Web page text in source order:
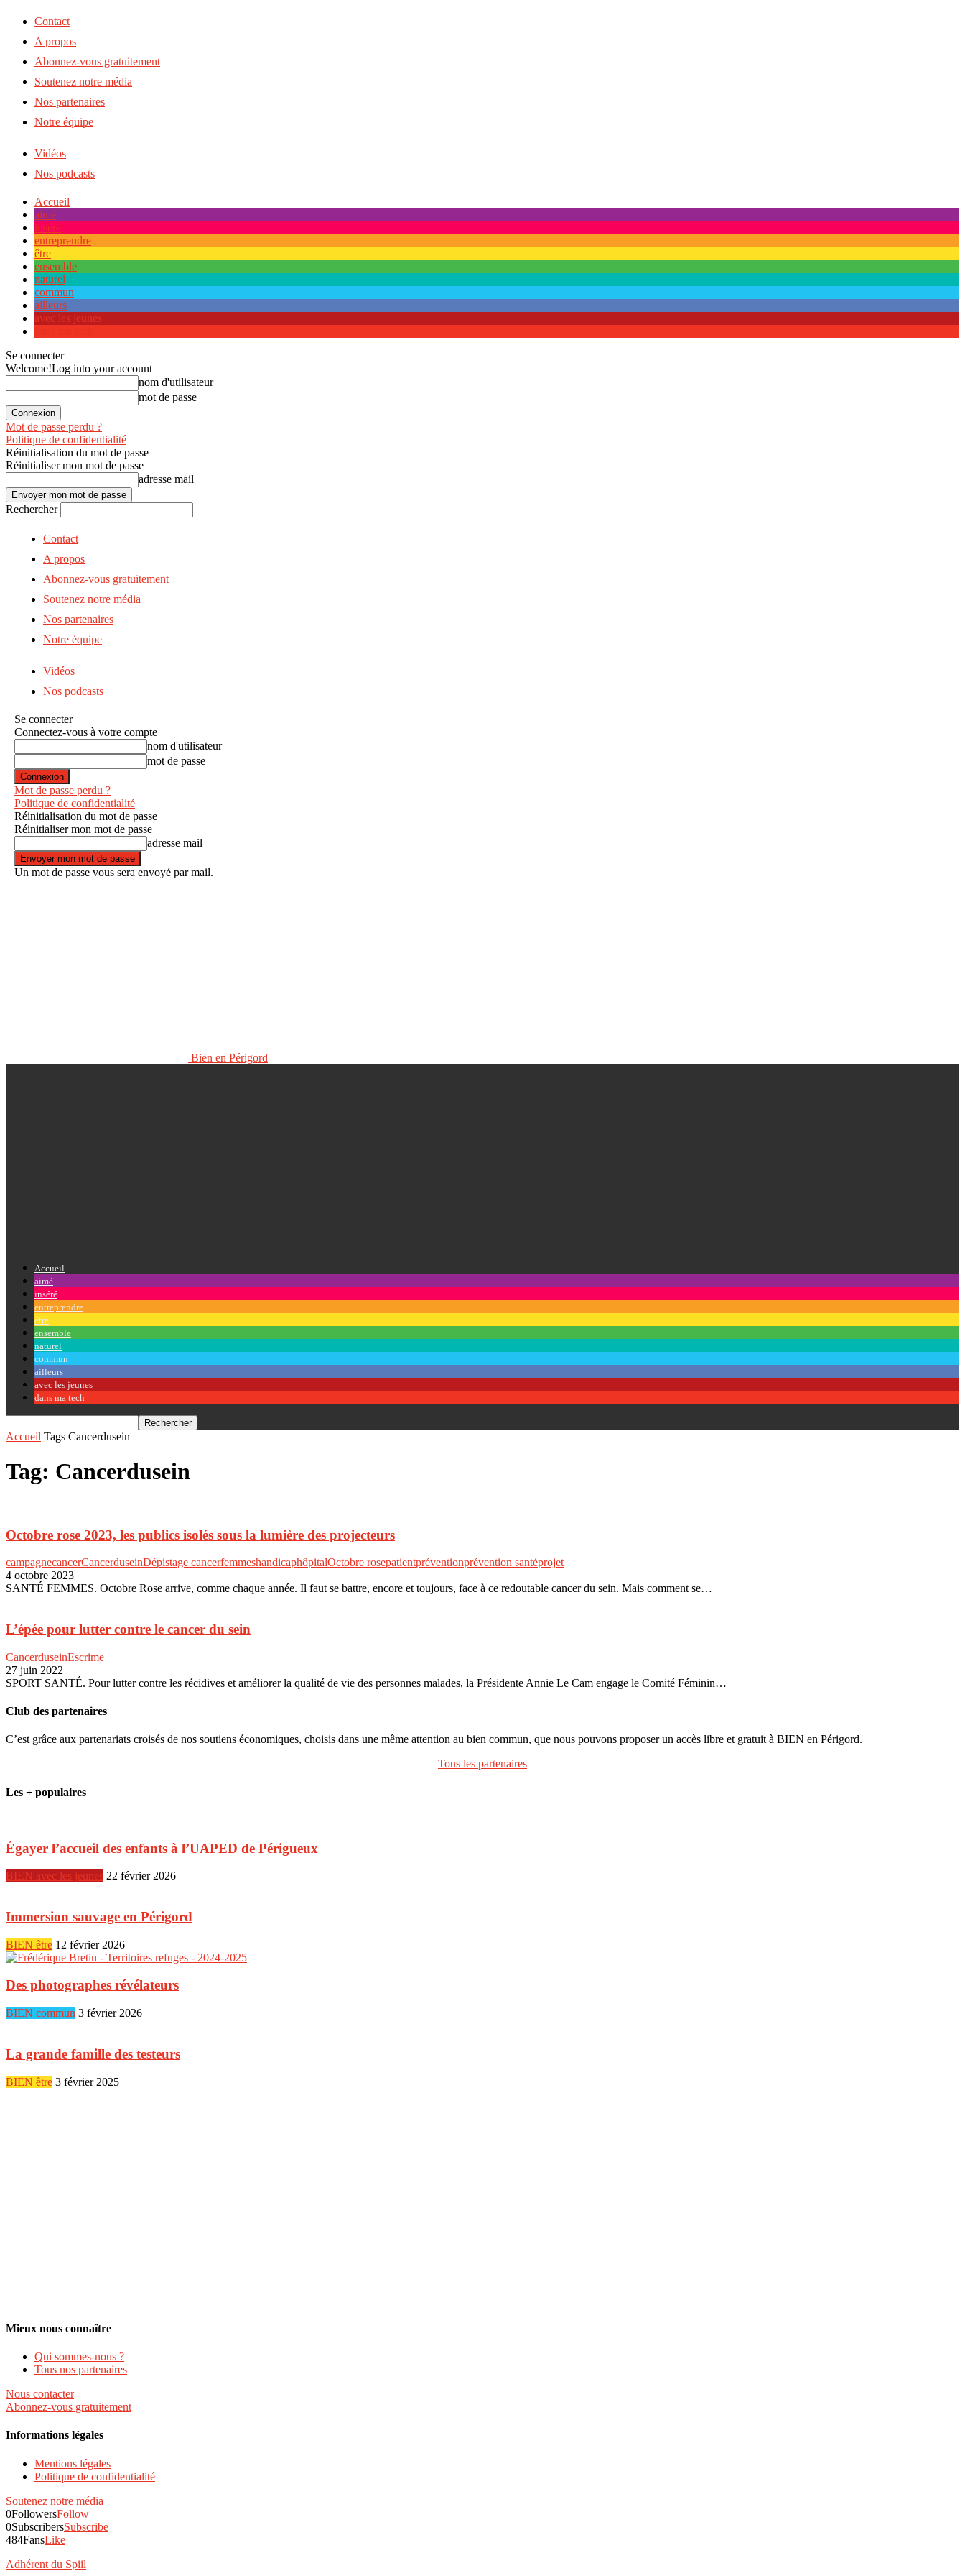
Contact
A propos
Abonnez-vous gratuitement
Soutenez notre média
Nos partenaires
Notre équipe
Vidéos
Nos podcasts
Accueil
aimé
inséré
entreprendre
être
ensemble
naturel
commun
ailleurs
avec les jeunes
Se connecter
Welcome!Log into your account
nom d'utilisateur
mot de passe
Mot de passe perdu ?
Politique de confidentialité
Réinitialisation du mot de passe
Réinitialiser mon mot de passe
adresse mail
Rechercher
Contact
A propos
Abonnez-vous gratuitement
Soutenez notre média
Nos partenaires
Notre équipe
Vidéos
Nos podcasts
Se connecter
Connectez-vous à votre compte
nom d'utilisateur
mot de passe
Mot de passe perdu ?
Politique de confidentialité
Réinitialisation du mot de passe
Réinitialiser mon mot de passe
adresse mail
Un mot de passe vous sera envoyé par mail.
Bien en Périgord
Accueil
aimé
inséré
entreprendre
être
ensemble
naturel
commun
ailleurs
avec les jeunes
dans ma tech
Accueil Tags Cancerdusein
Tag: Cancerdusein
Octobre rose 2023, les publics isolés sous la lumière des projecteurs
campagnecancerCancerduseinDépistage cancerfemmeshandicaphôpitalOctobre rosepatientpréventionprévention santéprojet
4 octobre 2023
SANTÉ FEMMES. Octobre Rose arrive, comme chaque année. Il faut se battre, encore et toujours, face à ce redoutable cancer du sein. Mais comment se…
L’épée pour lutter contre le cancer du sein
CancerduseinEscrime
27 juin 2022
SPORT SANTÉ. Pour lutter contre les récidives et améliorer la qualité de vie des personnes malades, la Présidente Annie Le Cam engage le Comité Féminin…
Club des partenaires
C’est grâce aux partenariats croisés de nos soutiens économiques, choisis dans une même attention au bien commun, que nous pouvons proposer un accès libre et gratuit à BIEN en Périgord.
Tous les partenaires
Les + populaires
Égayer l’accueil des enfants à l’UAPED de Périgueux
BIEN avec les jeunes 22 février 2026
Immersion sauvage en Périgord
BIEN être 12 février 2026
Des photographes révélateurs
BIEN commun 3 février 2026
La grande famille des testeurs
BIEN être 3 février 2025
Mieux nous connaître
Qui sommes-nous ?
Tous nos partenaires
Nous contacter
Abonnez-vous gratuitement
Informations légales
Mentions légales
Politique de confidentialité
Soutenez notre média
0FollowersFollow
0SubscribersSubscribe
484FansLike
Adhérent du Spiil